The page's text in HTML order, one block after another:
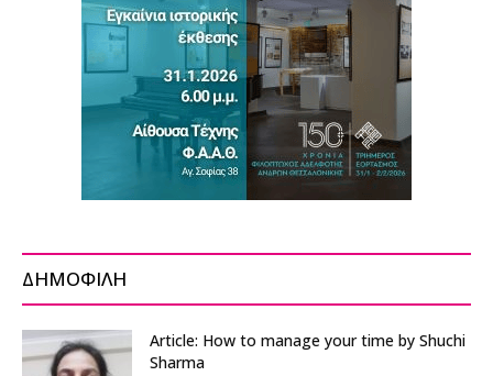
ΔΗΜΟΦΙΛΗ
Article: How to manage your time by Shuchi
Sharma